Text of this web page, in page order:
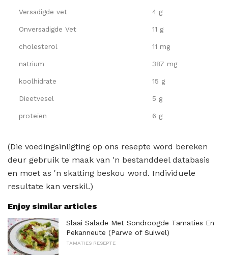
Versadigde vet 4 g
Onversadigde Vet 11 g
cholesterol 11 mg
natrium 387 mg
koolhidrate 15 g
Dieetvesel 5 g
proteïen 6 g
(Die voedingsinligting op ons resepte word bereken
deur gebruik te maak van 'n bestanddeel databasis
en moet as 'n skatting beskou word. Individuele
resultate kan verskil.)
Enjoy similar articles
Slaai Salade Met Sondroogde Tamaties En
Pekanneute (Parwe of Suiwel)
TAMATIES RESEPTE